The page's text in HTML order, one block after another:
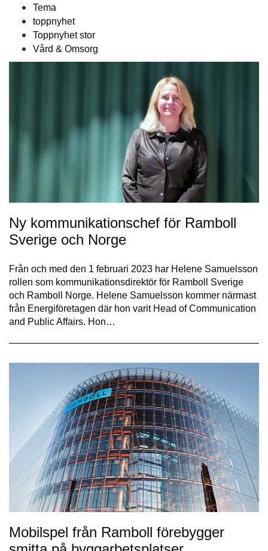
Tema
toppnyhet
Toppnyhet stor
Vård & Omsorg
Ny kommunikationschef för Ramboll
Sverige och Norge
Från och med den 1 februari 2023 har Helene Samuelsson
rollen som kommunikationsdirektör för Ramboll Sverige
och Ramboll Norge. Helene Samuelsson kommer närmast
från Energiföretagen där hon varit Head of Communication
and Public Affairs. Hon…
Mobilspel från Ramboll förebygger